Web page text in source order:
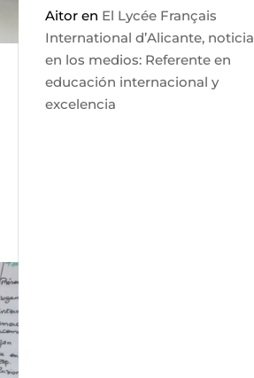
Aitoren El Lycée Français
International d’Alicante, noticia
en los medios: Referente en
educación internacional y
excelencia